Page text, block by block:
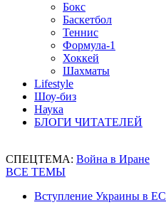
Бокс
Баскетбол
Теннис
Формула-1
Хоккей
Шахматы
Lifestyle
Шоу-биз
Наука
БЛОГИ ЧИТАТЕЛЕЙ
СПЕЦТЕМА: Война в Иране
ВСЕ ТЕМЫ
Вступление Украины в ЕС